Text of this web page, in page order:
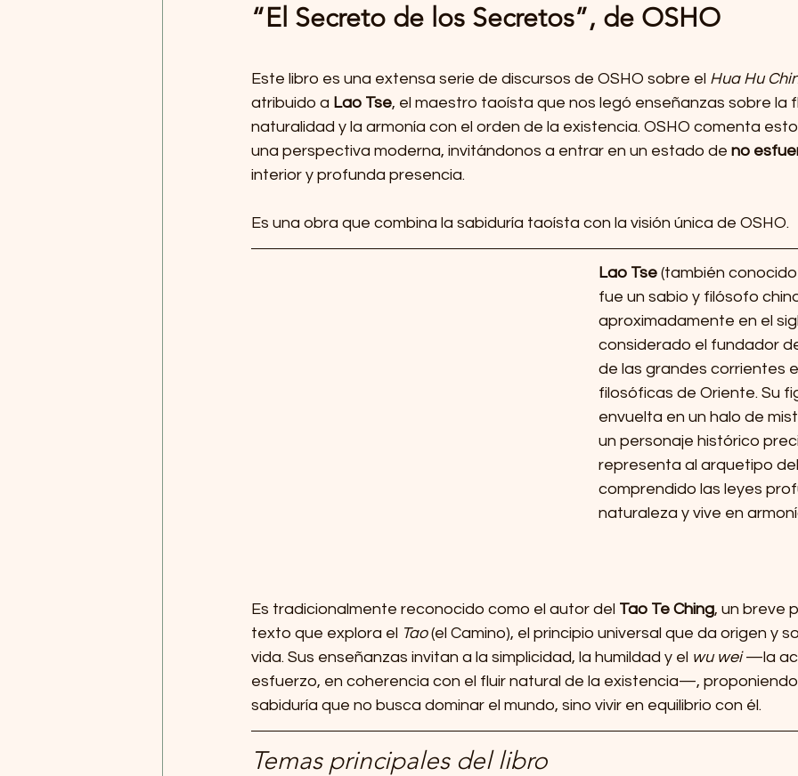
“El Secreto de los Secretos”, de OSHO
Este libro es una extensa serie de discursos de OSHO sobre el Hua Hu
atribuido a Lao Tse, el maestro taoísta que nos legó enseñanzas sobre la
naturalidad y la armonía con el orden de la existencia. OSHO comenta
una perspectiva moderna, invitándonos a entrar en un estado de no
interior y profunda presencia.
Es una obra que combina la sabiduría taoísta con la visión única de OSHO.
Lao Tse (también
fue un sabio y filósofo
aproximadamente en el
considerado el fundador
de las grandes corrientes
filosóficas de Oriente. Su
envuelta en un halo de
un personaje histórico
representa al arquetipo
comprendido las leyes
naturaleza y vive en
Es tradicionalmente reconocido como el autor del Tao Te Ching, un breve
texto que explora el Tao (el Camino), el principio universal que da origen y
vida. Sus enseñanzas invitan a la simplicidad, la humildad y el wu wei —la
esfuerzo, en coherencia con el fluir natural de la existencia—,
sabiduría que no busca dominar el mundo, sino vivir en equilibrio con él.
Temas principales del libro